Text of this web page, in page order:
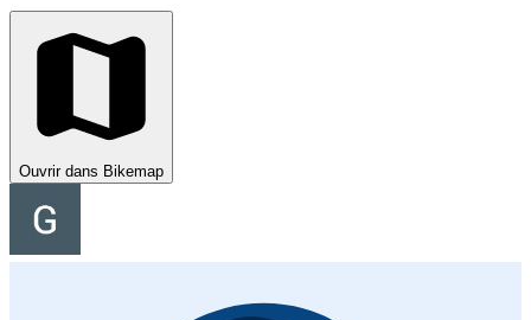
Ouvrir dans Bikemap